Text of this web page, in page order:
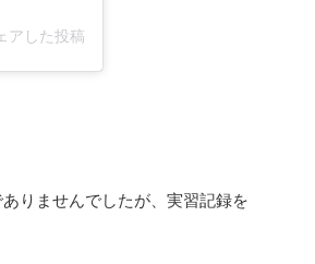
アした投稿
りませんでしたが、実習記録を